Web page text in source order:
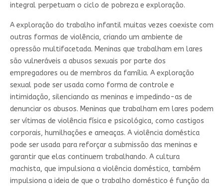
integral perpetuam o ciclo de pobreza e exploração.
A exploração do trabalho infantil muitas vezes coexiste com
outras formas de violência, criando um ambiente de
opressão multifacetada. Meninas que trabalham em lares
são vulneráveis a abusos sexuais por parte dos
empregadores ou de membros da família. A exploração
sexual pode ser usada como forma de controle e
intimidação, silenciando as meninas e impedindo-as de
denunciar os abusos. Meninas que trabalham em lares podem
ser vítimas de violência física e psicológica, como castigos
corporais, humilhações e ameaças. A violência doméstica
pode ser usada para reforçar a submissão das meninas e
garantir que elas continuem trabalhando. A cultura
machista, que impulsiona a violência doméstica, também
impulsiona a ideia de que o trabalho doméstico é função da